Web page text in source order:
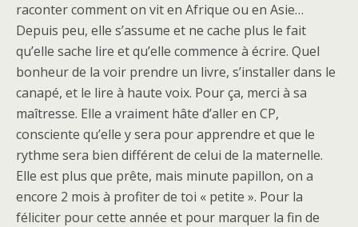
raconter comment on vit en Afrique ou en Asie…
Depuis peu, elle s’assume et ne cache plus le fait
qu’elle sache lire et qu’elle commence à écrire. Quel
bonheur de la voir prendre un livre, s’installer dans le
canapé, et le lire à haute voix. Pour ça, merci à sa
maîtresse. Elle a vraiment hâte d’aller en CP,
consciente qu’elle y sera pour apprendre et que le
rythme sera bien différent de celui de la maternelle.
Elle est plus que prête, mais minute papillon, on a
encore 2 mois à profiter de toi « petite ». Pour la
féliciter pour cette année et pour marquer la fin de